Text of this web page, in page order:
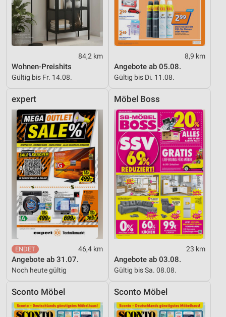
84,2 km
Wohnen-Preishits
Gültig bis Fr. 14.08.
8,9 km
Angebote ab 05.08.
Gültig bis Di. 11.08.
expert
46,4 km
Angebote ab 31.07.
Noch heute gültig
Möbel Boss
23 km
Angebote ab 03.08.
Gültig bis Sa. 08.08.
Sconto Möbel Sconto Möbel